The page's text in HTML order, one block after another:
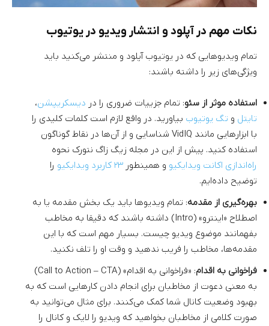
نکات مهم در آپلود و انتشار ویدیو در یوتیوب
تمام ویدیوهایی که در یوتیوب آپلود و منتشر می‌کنید باید
ویژگی‌های زیر را داشته باشند:
استفاده موثر از سئو: تمام جزییات ضروری را در دیسکریپشن،
تایتل و تگ یوتیوب بیاورید. در واقع لازم است کلمات کلیدی را
با ابزارهایی مانند VidIQ شناسایی و از آن‌ها در نقاط گوناگون
استفاده کنید. پیش از این در مجله زیگ زاگ نتورک نحوه
راه‌اندازی اکانت ویدایکیو و همینطور ۲۳ کاربرد ویدایکیو
را
توضیح داده‌ایم.
بهره‌گیری از مقدمه: تمام ویدیوها باید یک بخش مقدمه یا به
اصطلاح «اینترو» (Intro) داشته باشند که دقیقا به مخاطب
بفهمانند موضوع ویدیو چیست. بسیار مهم است که با این
مقدمه‌ها، مخاطب را فریب ندهید و وقت او را تلف نکنید.
فراخوانی به اقدام
: «فراخوانی به اقدام» (Call to Action – CTA)
به معنی دعوت از مخاطبان برای انجام دادن کارهایی است که به
بهبود وضعیت کانال شما کمک می‌کنند. برای مثال می‌توانید به
صورت کلامی از مخاطبان بخواهید که ویدیو را لایک و کانال را